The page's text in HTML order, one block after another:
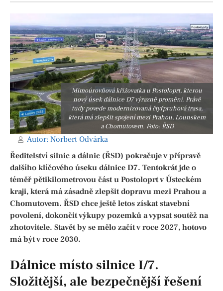
Mimoúrovňová křižovatka u Postoloprt, kterou
nový úsek dálnice D7 výrazně promění. Právě
tudy povede modernizovaná čtyřpruhová trasa,
která má zlepšit spojení mezi Prahou, Lounskem
a Chomutovem. Foto: ŘSD
Autor: Norbert Odvárka
Ředitelství silnic a dálnic (ŘSD) pokračuje v přípravě
dalšího klíčového úseku dálnice D7. Tentokrát jde o
téměř pětikilometrovou část u Postoloprt v Ústeckém
kraji, která má zásadně zlepšit dopravu mezi Prahou a
Chomutovem. ŘSD chce ještě letos získat stavební
povolení, dokončit výkupy pozemků a vypsat soutěž na
zhotovitele. Stavět by se mělo začít v roce 2027, hotovo
má být v roce 2030.
Dálnice místo silnice I/7.
Složitější, ale bezpečnější řešení